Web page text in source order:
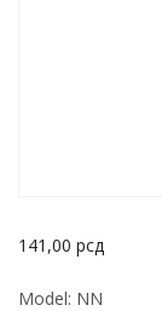
141,00 рсд
Model: NN